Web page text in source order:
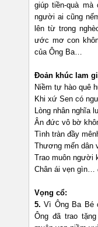
giúp tiền-quà mà
người ai cũng
lên từ trong
ước mơ con
của Ông Ba…
Đoản khúc lam
Niềm tự hào quê
Khi xứ Sen có
Lòng nhân nghĩa
Ân đức vô bờ
Tình tràn đầy
Thương mến dân
Trao muôn người
Chân ái vẹn
Vọng cổ:
5. Vì Ông Ba Bé
Ông đã trao